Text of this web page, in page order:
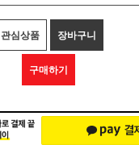
관심상품 장바구니
구매하기